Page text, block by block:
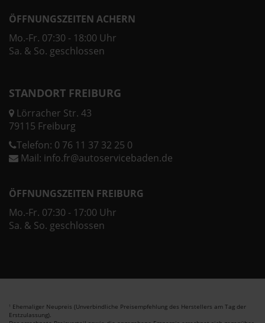
ÖFFNUNGSZEITEN ACHERN
Mo.-Fr. 07:30 - 18:00 Uhr
Sa. & So. geschlossen
STANDORT FREIBURG
Lörracher Str. 43
79115 Freiburg
Telefon: 0 76 11 37 32 25 0
Mail: info.fr@autoservicebaden.de
ÖFFNUNGSZEITEN FREIBURG
Mo.-Fr. 07:30 - 17:00 Uhr
Sa. & So. geschlossen
1 Ehemaliger Neupreis (Unverbindliche Preisempfehlung des Herstellers am Tag der
Erstzulassung).